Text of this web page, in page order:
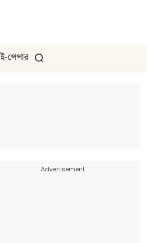
ই-পেপার
Advertisement